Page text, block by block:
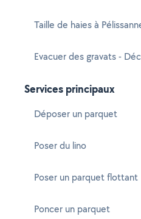
Taille de haies à
Evacuer des gravats -
Services principaux
Déposer un parquet
Poser du lino
Poser un parquet flottant
Poncer un parquet